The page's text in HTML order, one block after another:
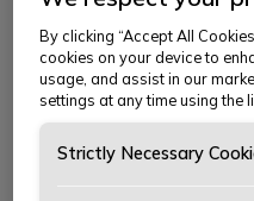
mest anerkjente
Hos oss finner du
tysk kvalitet fra
Peugeot, Opel og
By clicking “Accept All
cookies on your device to
usage, and assist in our
settings at any time using the
Strictly Necessary